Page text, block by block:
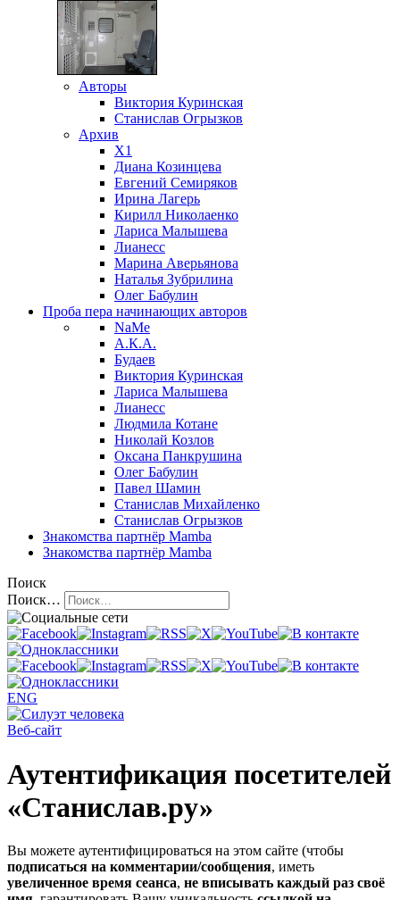
Авторы
Виктория Куринская
Станислав Огрызков
Архив
X1
Диана Козинцева
Евгений Семиряков
Ирина Лагерь
Кирилл Николаенко
Лариса Малышева
Лианесс
Марина Аверьянова
Наталья Зубрилина
Олег Бабулин
Проба пера начинающих авторов
NaMe
А.К.А.
Будаев
Виктория Куринская
Лариса Малышева
Лианесс
Людмила Котане
Николай Козлов
Оксана Панкрушина
Олег Бабулин
Павел Шамин
Станислав Михайленко
Станислав Огрызков
Знакомства партнёр Mamba
Знакомства партнёр Mamba
Поиск
Поиск…
ENG
Веб-сайт
Аутентификация посетителей
«Станислав.ру»
Вы можете аутентифицироваться на этом сайте (чтобы
подписаться на комментарии/сообщения, иметь
увеличенное время сеанса, не вписывать каждый раз своё